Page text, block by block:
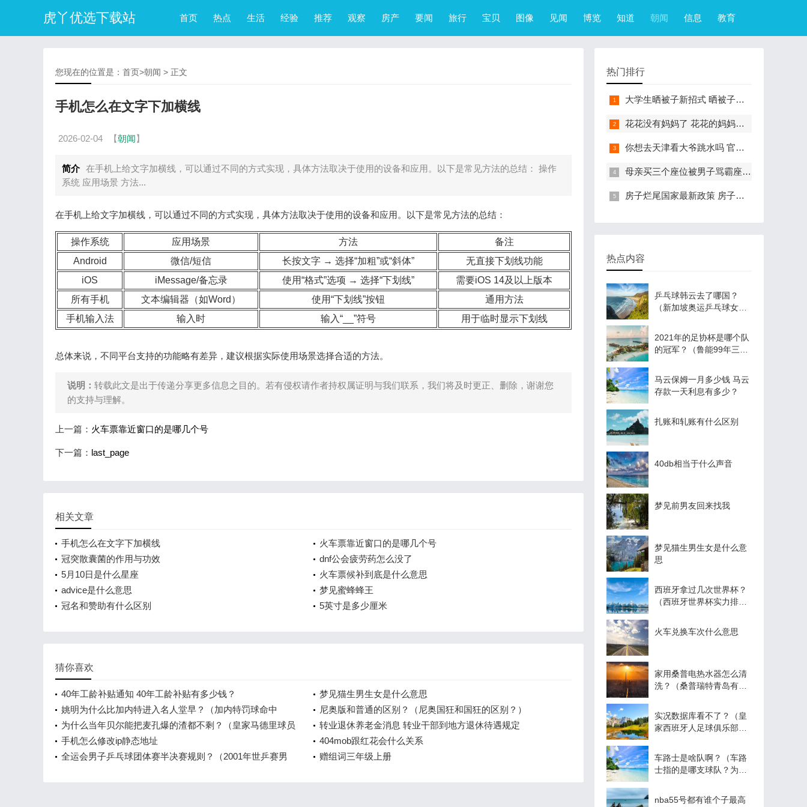
虎丫优选下载站 首页 热点 生活 经验 推荐 观察 房产 要闻 旅行 宝贝 图像 见闻 博览 知道 朝闻 信息 教育
您现在的位置是： 首页>朝闻 > 正文
手机怎么在文字下加横线
2026-02-04 【朝闻】
简介 在手机上给文字加横线，可以通过不同的方式实现，具体方法取决于使用的设备和应用。以下是常见方法的总结： 操作
系统 应用场景 方法...
在手机上给文字加横线，可以通过不同的方式实现，具体方法取决于使用的设备和应用。以下是常见方法的总结：
操作系统 应用场景 方法
备注
Android
微信/短信 长按文字 → 选择“加粗”或“斜体”
无直接下划线功能
iOS
iMessage/备忘录 使用“格式”选项 → 选择“下划线”
需要iOS 14及以上版本
所有手机
文本编辑器（如Word） 使用“下划线”按钮
通用方法
手机输入法
输入时 输入“__”符号 用于临时显示下划线
总体来说，不同平台支持的功能略有差异，建议根据实际使用场景选择合适的方法。
说明： 转载此文是出于传递分享更多信息之目的。若有侵权请作者持权属证明与我们联系，我们将及时更正、删除，谢谢您
的支持与理解。
上一篇： 火车票靠近窗口的是哪几个号
下一篇： last_page
相关文章
手机怎么在文字下加横线
火车票靠近窗口的是哪几个号
冠突散囊菌的作用与功效
dnf公会疲劳药怎么没了
5月10日是什么星座
火车票候补到底是什么意思
advice是什么意思
梦见蜜蜂蜂王
冠名和赞助有什么区别
5英寸是多少厘米
猜你喜欢
40年工龄补贴通知 40年工龄补贴有多少钱？
梦见猫生男生女是什么意思
姚明为什么比加内特进入名人堂早？（加内特罚球命中
率？）
尼奥版和普通的区别？（尼奥国狂和国狂的区别？）
为什么当年贝尔能把麦孔爆的渣都不剩？（皇家马德里球员
贝尔是哪个国家的？）
转业退休养老金消息 转业干部到地方退休待遇规定
手机怎么修改ip静态地址
404mob跟红花会什么关系
全运会男子乒乓球团体赛半决赛规则？（2001年世乒赛男
赠组词三年级上册
热门排行
大学生晒被子新招式 晒被子新花样实在太机智
花花没有妈妈了 花花的妈妈是哪只大熊猫
你想去天津看大爷跳水吗 官方回应天津大爷跳水成打卡点
母亲买三个座位被男子骂霸座 女子买3个座位被无座大爷骂哭怎么回事
房子烂尾国家最新政策 房子烂尾了该找哪个部门解决?
热点内容
乒乓球韩云去了哪国？
（新加坡奥运乒乓球女队
2021年的足协杯是哪个队
的冠军？（鲁能99年三冠
马云保姆一月多少钱 马云
存款一天利息有多少？
扎账和轧账有什么区别
40db相当于什么声音
梦见前男友回来找我
梦见猫生男生女是什么意
思
西班牙拿过几次世界杯？
（西班牙世界杯实力排
火车兑换车次什么意思
家用桑普电热水器怎么清
洗？（桑普瑞特青岛有限
实况数据库看不了？（皇
家西班牙人足球俱乐部世
车路士是啥队啊？（车路
士指的是哪支球队？为什
nba55号都有谁个子最高